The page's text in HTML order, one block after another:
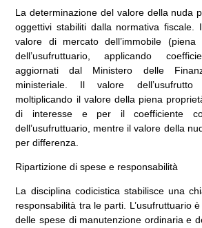
La determinazione del valore della nuda
oggettivi stabiliti dalla normativa fiscale.
valore di mercato dell’immobile (piena
dell’usufruttuario, applicando
aggiornati dal Ministero delle
ministeriale. Il valore dell’usufrutto
moltiplicando il valore della piena
di interesse e per il coefficiente
dell’usufruttuario, mentre il valore della
per differenza.
Ripartizione di spese e responsabilità
La disciplina codicistica stabilisce una
responsabilità tra le parti. L’usufruttuario
delle spese di manutenzione ordinaria e